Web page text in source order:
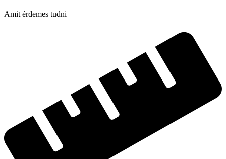
Amit érdemes tudni